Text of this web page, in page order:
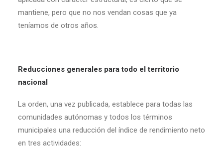
mantiene, pero que no nos vendan cosas que ya
teníamos de otros años.
Reducciones generales para todo el territorio
nacional
La orden, una vez publicada, establece para todas las
comunidades autónomas y todos los términos
municipales una reducción del índice de rendimiento neto
en tres actividades: